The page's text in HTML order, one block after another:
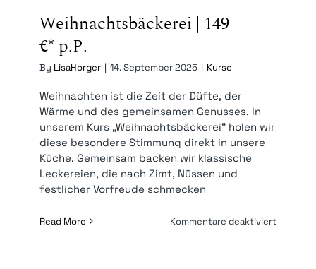
Weihnachtsbäckerei | 149
€* p.P.
By LisaHorger | 14. September 2025 | Kurse
Weihnachten ist die Zeit der Düfte, der
Wärme und des gemeinsamen Genusses. In
unserem Kurs „Weihnachtsbäckerei“ holen wir
diese besondere Stimmung direkt in unsere
Küche. Gemeinsam backen wir klassische
Leckereien, die nach Zimt, Nüssen und
festlicher Vorfreude schmecken
Read More Kommentare deaktiviertfür